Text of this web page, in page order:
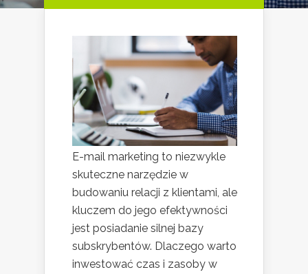
E-mail marketing to niezwykle
skuteczne narzędzie w
budowaniu relacji z klientami, ale
kluczem do jego efektywności
jest posiadanie silnej bazy
subskrybentów. Dlaczego warto
inwestować czas i zasoby w